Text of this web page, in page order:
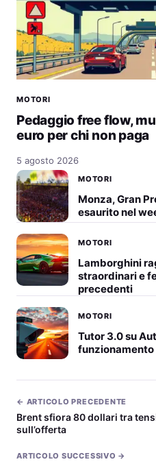
MOTORI
Pedaggio free flow,
euro per chi non paga
5 agosto 2026
MOTORI
Monza, Gran
esaurito nel
MOTORI
Lamborghini
straordinari e
precedenti
MOTORI
Tutor 3.0 su
funzionamento
← ARTICOLO PRECEDENTE
Brent sfiora 80 dollari tra
sull’offerta
ARTICOLO SUCCESSIVO →